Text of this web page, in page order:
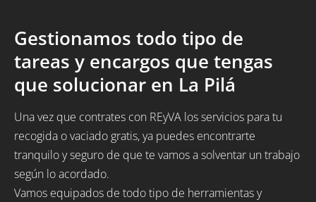
Gestionamos todo tipo de
tareas y encargos que tengas
que solucionar en La Pilá
Una vez que contrates con REyVA los servicios para tu
recogida o vaciado gratis, ya puedes encontrarte
tranquilo y seguro de que te vamos a solventar un trabajo
según lo acordado.
Vamos equipados de todo tipo de herramientas y